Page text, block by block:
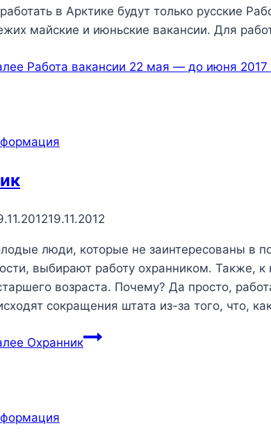
в Арктике будут только русские
майские и июньские вакансии. Для
Работа вакансии 22 мая — до июня 2017
19.11.2012
люди, которые не заинтересованы в
выбирают работу охранником. Также,
возраста. Почему? Да просто,
сокращения штата из-за того, что,
Охранник